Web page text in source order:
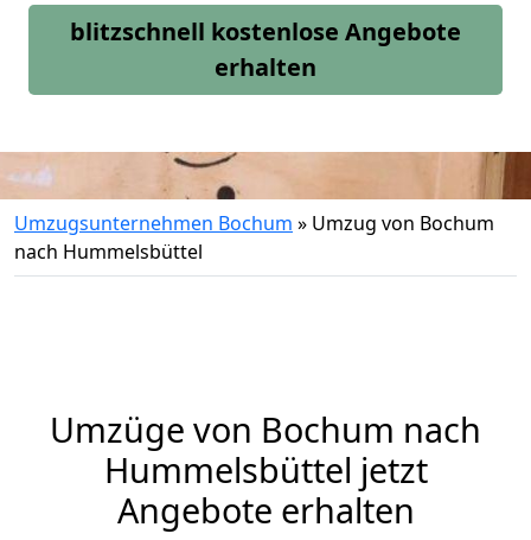
blitzschnell kostenlose Angebote
erhalten
Umzugsunternehmen Bochum » Umzug von Bochum
nach Hummelsbüttel
Umzüge von Bochum nach
Hummelsbüttel jetzt
Angebote erhalten